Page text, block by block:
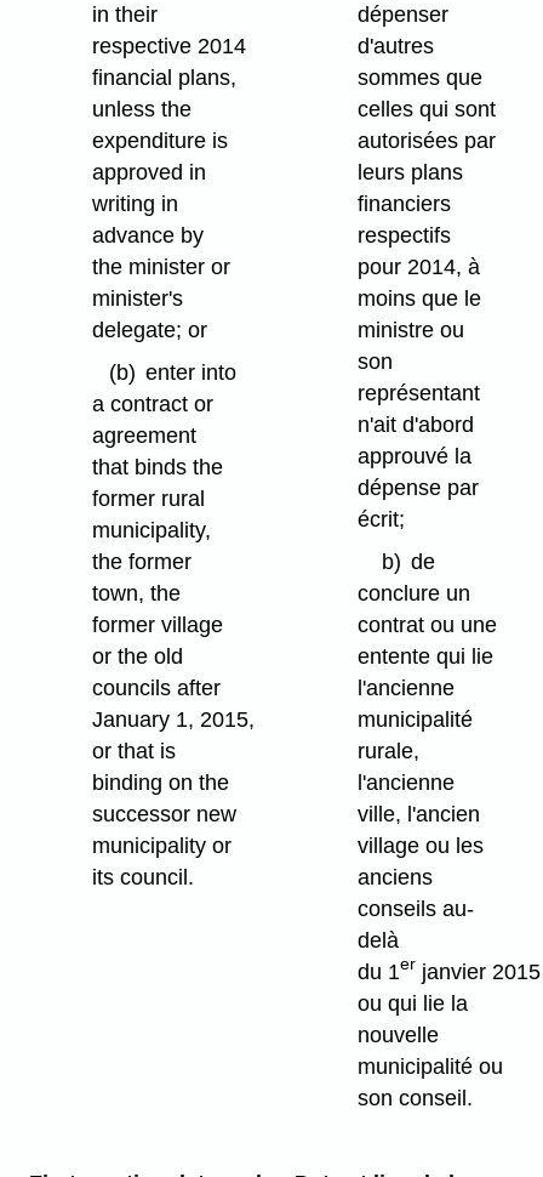
in their
respective 2014
financial plans,
unless the
expenditure is
approved in
writing in
advance by
the minister or
minister's
delegate; or
(b) enter into
a contract or
agreement
that binds the
former rural
municipality,
the former
town, the
former village
or the old
councils after
January 1, 2015,
or that is
binding on the
successor new
municipality or
its council.
dépenser
d'autres
sommes que
celles qui sont
autorisées par
leurs plans
financiers
respectifs
pour 2014, à
moins que le
ministre ou
son
représentant
n'ait d'abord
approuvé la
dépense par
écrit;
b) de
conclure un
contrat ou une
entente qui lie
l'ancienne
municipalité
rurale,
l'ancienne
ville, l'ancien
village ou les
anciens
conseils au-
delà
du 1er janvier 2015
ou qui lie la
nouvelle
municipalité ou
son conseil.